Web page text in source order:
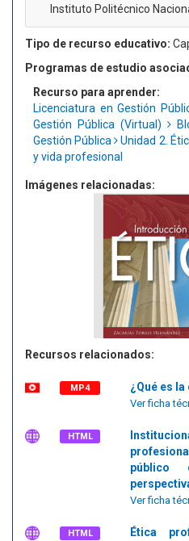
Instituto Politécnico
Tipo de recurso educativo:
Programas de estudio
Recurso para aprender:
Licenciatura en Gestión
Gestión Pública (Virtual)
Gestión Pública
Unidad 2.
y vida profesional
Imágenes relacionadas:
Recursos relacionados:
MP4 ¿Qué es
Ver ficha
HTML
público
Ver ficha
HTML
Ética